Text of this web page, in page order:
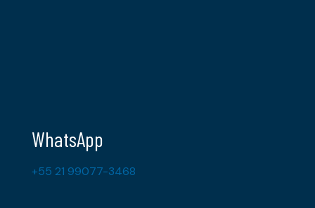
WhatsApp
+55 21 99077-3468